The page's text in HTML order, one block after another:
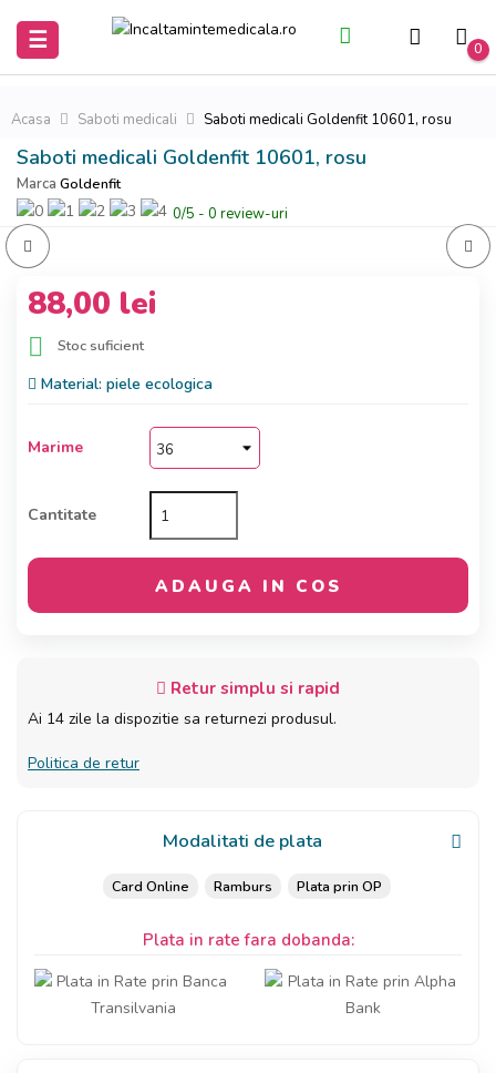
Toggle
navigation
☰ 0
Acasa Saboti medicali Saboti medicali Goldenfit 10601, rosu
Saboti medicali Goldenfit 10601, rosu
Marca Goldenfit
0/5 - 0 review-uri
88,00 lei
 Stoc suficient
Material: piele ecologica
Marime
Cantitate
ADAUGA IN COS
Retur simplu si rapid
Ai 14 zile la dispozitie sa returnezi produsul.
Politica de retur
Modalitati de plata
Card Online Ramburs Plata prin OP
Plata in rate fara dobanda: